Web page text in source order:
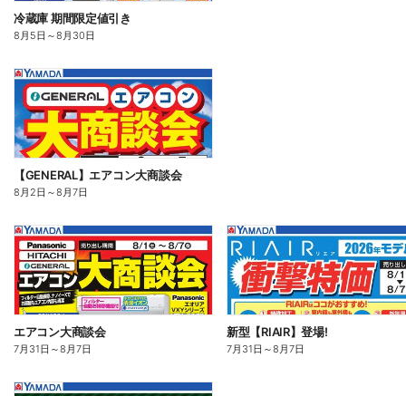
冷蔵庫 期間限定値引き
8月5日 ～8月30日
【GENERAL】エアコン大商談会
8月2日 ～8月7日
エアコン大商談会
7月31日 ～8月7日
新型【RIAIR】登場!
7月31日 ～8月7日